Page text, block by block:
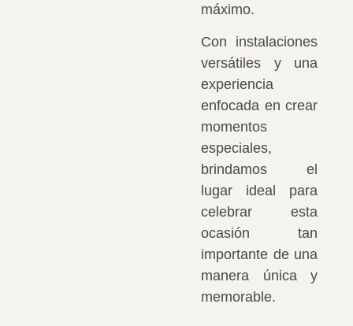
máximo.
Con instalaciones
versátiles y una
experiencia
enfocada en crear
momentos
especiales,
brindamos el
lugar ideal para
celebrar esta
ocasión tan
importante de una
manera única y
memorable.